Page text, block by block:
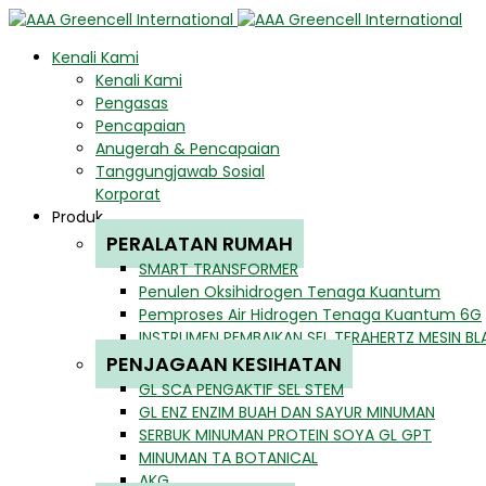
Kenali Kami
Kenali Kami
Pengasas
Pencapaian
Anugerah & Pencapaian
Tanggungjawab Sosial
Korporat
Produk
PERALATAN RUMAH
SMART TRANSFORMER
Penulen Oksihidrogen Tenaga Kuantum
Pemproses Air Hidrogen Tenaga Kuantum 6G
INSTRUMEN PEMBAIKAN SEL TERAHERTZ MESIN
PENJAGAAN KESIHATAN
GL SCA PENGAKTIF SEL STEM
GL ENZ ENZIM BUAH DAN SAYUR MINUMAN
SERBUK MINUMAN PROTEIN SOYA GL GPT
MINUMAN TA BOTANICAL
AKG